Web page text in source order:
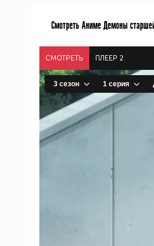
Смотреть Аниме Демоны
СМОТРЕТЬ ПЛЕЕР 2